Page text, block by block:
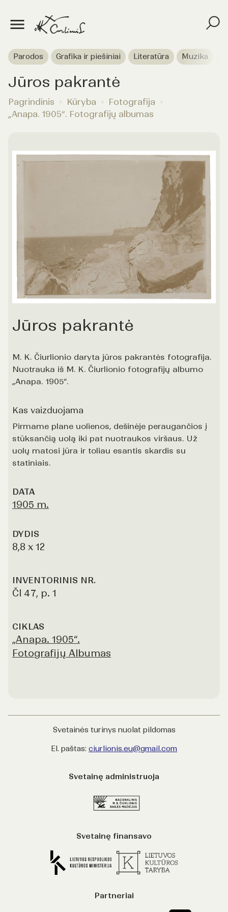
Parodos Grafika ir piešiniai Literatūra Muzika
Jūros pakrantė
Pagrindinis Kūryba
Fotografija
„Anapa. 1905“. Fotografijų albumas
Jūros pakrantė
M. K. Čiurlionio daryta jūros pakrantės fotografija.
Nuotrauka iš M. K. Čiurlionio fotografijų albumo
„Anapa. 1905“.
Kas vaizduojama
Pirmame plane uolienos, dešinėje peraugančios į
stūksančią uolą iki pat nuotraukos viršaus. Už
uolų matosi jūra ir toliau esantis skardis su
statiniais.
DATA
1905 m.
DYDIS
8,8 x 12
INVENTORINIS NR.
Čl 47, p. 1
CIKLAS
„Anapa. 1905“.
Fotografijų Albumas
Svetainės turinys nuolat pildomas
El. paštas: ciurlionis.eu@gmail.com
Svetainę administruoja
Svetainę finansavo
Partneriai